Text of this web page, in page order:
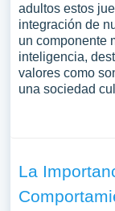
adultos estos
integración de
un componente
inteligencia,
valores como
una sociedad
La